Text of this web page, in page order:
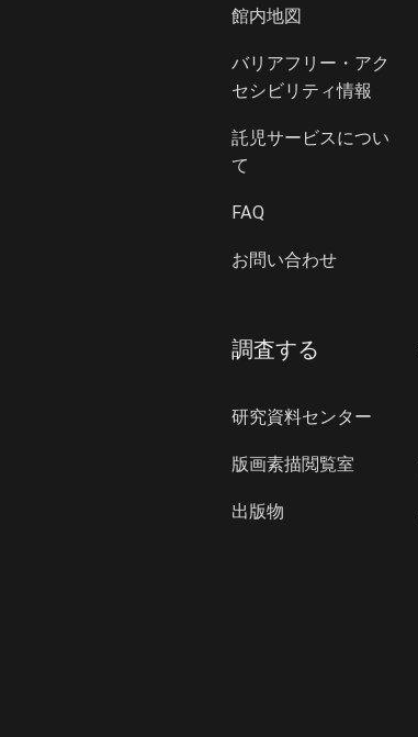
館内地図
バリアフリー・アク
セシビリティ情報
託児サービスについ
て
FAQ
お問い合わせ
調査する
研究資料センター
版画素描閲覧室
出版物